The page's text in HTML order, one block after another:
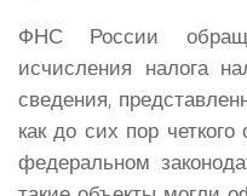
ФНС России
исчисления налога
сведения,
как до сих пор
федеральном